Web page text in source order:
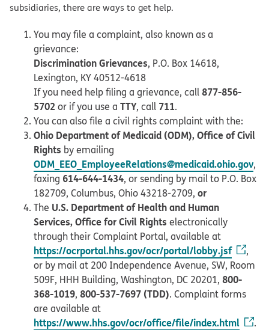
subsidiaries, there are ways to get help.
You may file a complaint, also known as a
grievance:
Discrimination Grievances, P.O. Box 14618,
Lexington, KY 40512-4618
If you need help filing a grievance, call877-856-
5702 or if you use a TTY, call 711.
You can also file a civil rights complaint with the:
Ohio Department of Medicaid (ODM), Office of Civil
Rights by emailing
ODM_EEO_EmployeeRelations@medicaid.ohio.gov,
faxing 614-644-1434, or sending by mail to P.O. Box
182709, Columbus, Ohio 43218-2709, or
The U.S. Department of Health and Human
Services, Office for Civil Rights electronically
through their Complaint Portal, available at
https://ocrportal.hhs.gov/ocr/portal/lobby.jsf
,
or by mail at 200 Independence Avenue, SW, Room
509F, HHH Building, Washington, DC 20201, 800-
368-1019, 800-537-7697 (TDD). Complaint forms
are available at
https://www.hhs.gov/ocr/office/file/index.html .